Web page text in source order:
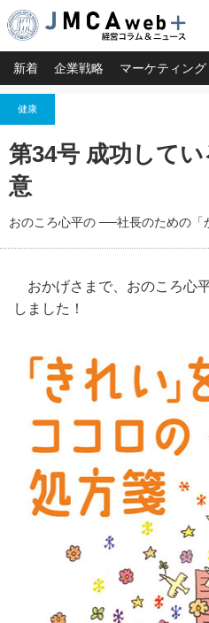
新着 企業戦略 マーケティング
健康
第34号 成功して
意
おのころ心平の ──社長のための「
おかげさまで、おのころ心
しました！